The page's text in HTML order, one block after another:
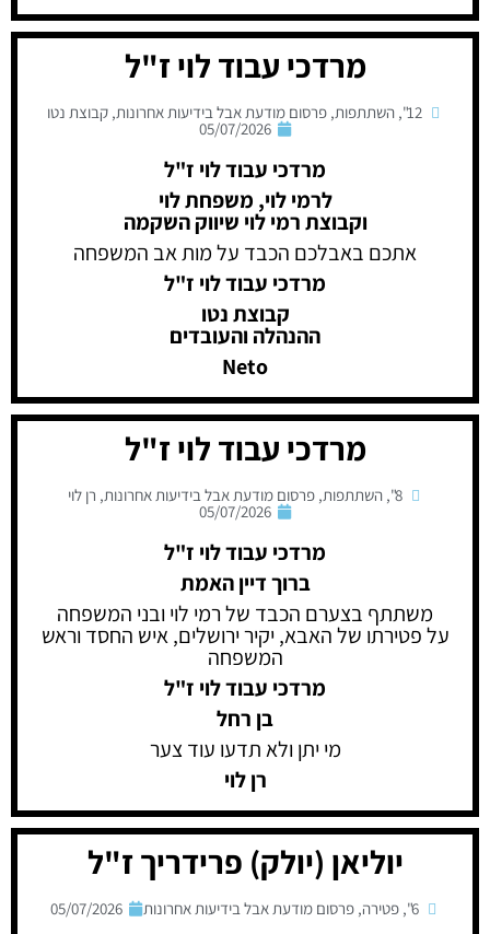
מרדכי עבוד לוי ז"ל
12"
, השתתפות, פרסום מודעת אבל בידיעות אחרונות, קבוצת נטו
05/07/2026
מרדכי עבוד לוי ז"ל
לרמי לוי, משפחת לוי
וקבוצת רמי לוי שיווק השקמה
אתכם באבלכם הכבד על מות אב המשפחה
מרדכי עבוד לוי ז"ל
קבוצת נטו
ההנהלה והעובדים
Neto
מרדכי עבוד לוי ז"ל
8"
,השתתפות,פרסום מודעת אבל בידיעות אחרונות, רן לוי
05/07/2026
מרדכי עבוד לוי ז"ל
ברוך דיין האמת
משתתף בצערם הכבד של רמי לוי ובני המשפחה
על פטירתו של האבא, יקיר ירושלים, איש החסד וראש
המשפחה
מרדכי עבוד לוי ז"ל
בן רחל
מי יתן ולא תדעו עוד צער
רן לוי
יוליאן (יולק) פרידריך ז"ל
6"
, פטירה, פרסום מודעת אבל בידיעות אחרונות 05/07/2026